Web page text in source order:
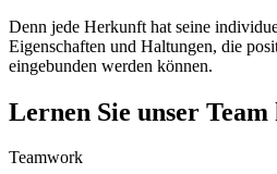
Denn jede Herkunft hat seine
Eigenschaften und Haltungen, die
eingebunden werden können.
Lernen Sie unser Team
Teamwork